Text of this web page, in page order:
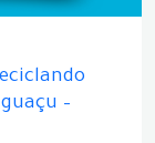
–